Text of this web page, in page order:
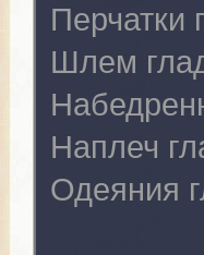
Перчатки
Шлем
Наплеч
Одеяния